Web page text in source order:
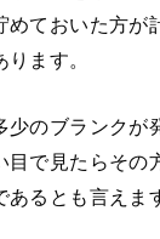
めておいた方が
ます。
少のブランクが
目で見たらその
るとも言えま